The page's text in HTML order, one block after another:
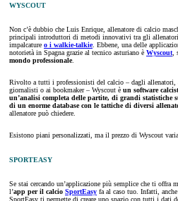
WYSCOUT
Non c’è dubbio che Luis Enrique, allenatore di calcio
principali introduttori di metodi innovativi tra gli
impalcature o i walkie-talkie. Ebbene, una delle
notorietà in Spagna grazie al tecnico asturiano è Wyscout,
mondo professionale.
Rivolto a tutti i professionisti del calcio – dagli allenatori,
giornalisti o ai bookmaker – Wyscout è un software
un’analisi completa delle partite, di grandi statistiche
di un enorme database con le tattiche di diversi
allenatore può chiedere.
Esistono piani personalizzati, ma il prezzo di Wyscout
SPORTEASY
Se stai cercando un’applicazione più semplice che ti offra
l’app per il calcio SportEasy fa al caso tuo. Infatti,
SportEasy ti permette di creare uno spazio con tutti i dati